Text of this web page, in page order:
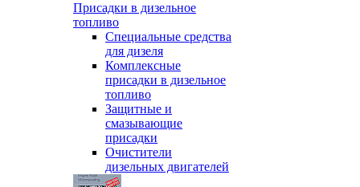
Присадки в дизельное
топливо
Спeциальные средства
для дизеля
Комплексные
присадки в дизельное
топливо
Защитные и
смазывающие
присадки
Очистители
дизельных двигателей